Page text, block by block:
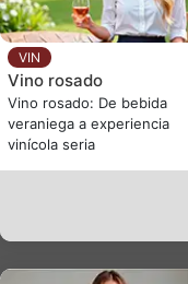
VIN
Vino rosado
Vino rosado: De bebida
veraniega a experiencia
vinícola seria